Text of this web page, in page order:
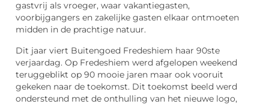
gastvrij als vroeger, waar vakantiegasten,
voorbijgangers en zakelijke gasten elkaar ontmoeten
midden in de prachtige natuur.
Dit jaar viert Buitengoed Fredeshiem haar 90ste
verjaardag. Op Fredeshiem werd afgelopen weekend
teruggeblikt op 90 mooie jaren maar ook vooruit
gekeken naar de toekomst. Dit toekomst beeld werd
ondersteund met de onthulling van het nieuwe logo,